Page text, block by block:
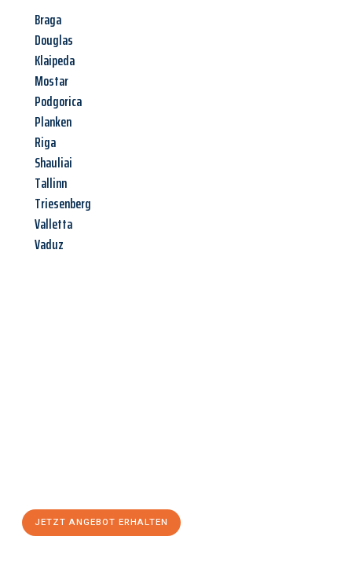
Braga
Douglas
Klaipeda
Mostar
Podgorica
Planken
Riga
Shauliai
Tallinn
Triesenberg
Valletta
Vaduz
JETZT ANGEBOT ERHALTEN